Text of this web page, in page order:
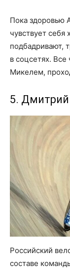
Пока здоровью
чувствует
подбадривают,
в соцсетях.
Микелем,
5. Дмитрий
Российский
составе